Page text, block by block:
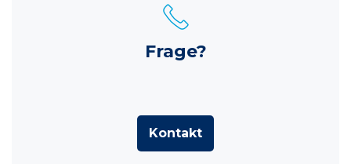
Frage?
Kontakt